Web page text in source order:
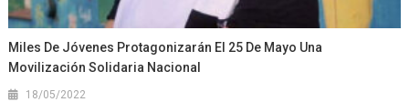
Miles De Jóvenes Protagonizarán El 25 De Mayo Una
Movilización Solidaria Nacional
18/05/2022